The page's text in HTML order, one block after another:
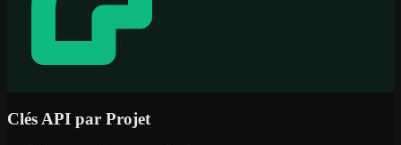
Clés API par Projet